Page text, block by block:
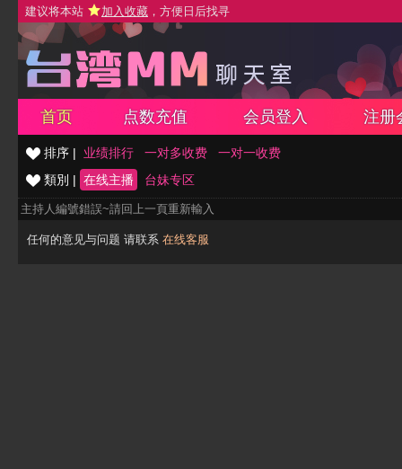
建议将本站 加入收藏 ，方便日后找寻
首页 点数充值 会员登入 注册
排序 | 业绩排行 一对多收费
一对一收费
類別 | 在线主播 台妹专区
主持人編號錯誤~請回上一頁重新輸入
任何的意见与问题 请联系 在线客服